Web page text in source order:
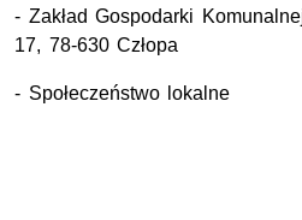
- Zakład Gospodarki
17, 78-630 Człopa
- Społeczeństwo lokalne